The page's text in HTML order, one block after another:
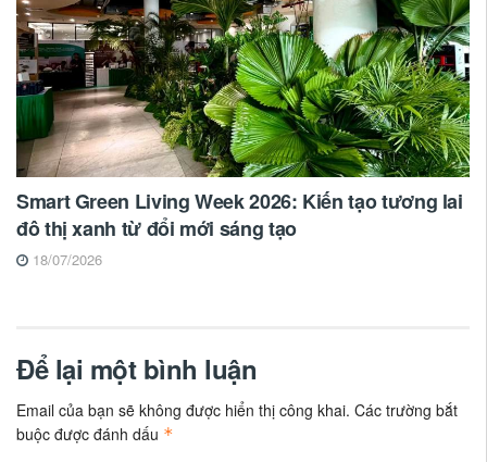
Smart Green Living Week 2026: Kiến tạo tương lai
đô thị xanh từ đổi mới sáng tạo
18/07/2026
Để lại một bình luận
Email của bạn sẽ không được hiển thị công khai. Các trường bắt
buộc được đánh dấu *